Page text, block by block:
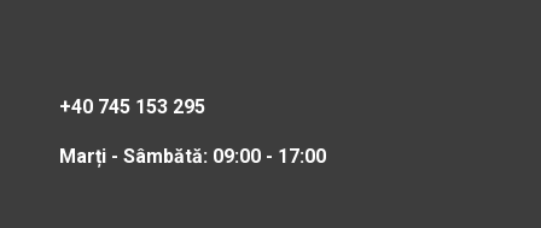
+40 745 153 295
Marți - Sâmbătă: 09:00 - 17:00